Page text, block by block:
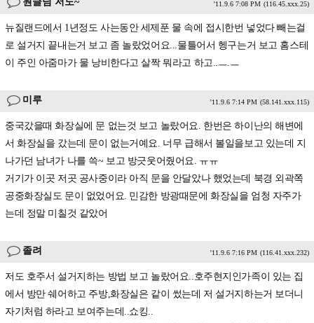
'11.9.6 7:08 PM (116.45.xxx.25)
뉴질랜드에서 1년정도 사는동안 세제푼 물 속에 접시한번 넣었다 빼는걸
로 설거지 끝내는거 보고 좀 놀랐었어요...물틀어서 헹구는거 보고 홈스테
이 주인 아줌마가 물 낭비한다고 살짝 뭐라고 하고..ㅡ.ㅡ
미루 '11.9.6 7:14 PM (58.141.xxx.115)
중국갔을때 화장실에 문 없는것 보고 놀랐어요. 한번은 하이난의 해변에
서 화장실을 갔는데 문이 없는거예요. 너무 급해서 볼일을보고 있는데 지
나가던 남녀가 나를 쓱~ 보고 방긋웃어줬어요. ㅠㅠ
거기가 이곳 저곳 공사중이라 아직 문을 안달았나 했었는데 북경 외곽쪽
공중화장실도 문이 없었어요. 민감한 방광때문에 화장실을 엄청 자주가
는데 정말 미칠것 같았어
졸려 '11.9.6 7:16 PM (116.41.xxx.232)
저도 호주서 설거지하는 방법 보고 놀랐어요..호주현지인가족이 있는 집
에서 방만 쉐어하고 주방,화장실은 같이 썼는데 저 설거지하는거 보더니
자기처럼 하라고 보여주는데..쇼킹..